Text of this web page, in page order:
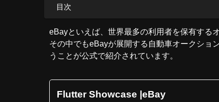
目次
eBayといえば、世界最多の利用者を保有する
その中でもeBayが展開する自動車オークショ
うことが公式で紹介されています。
Flutter Showcase |eBay